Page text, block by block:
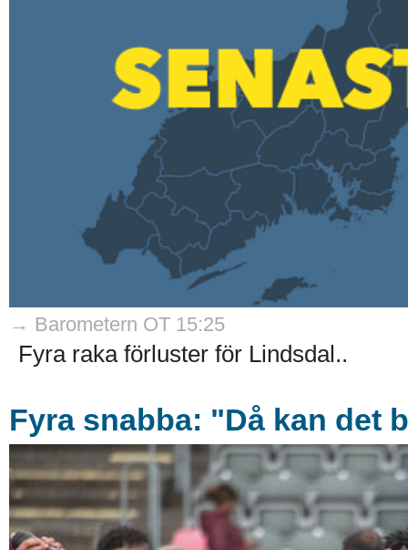
→ Barometern OT 15:25
Fyra raka förluster för Lindsdal..
Fyra snabba: "Då kan det